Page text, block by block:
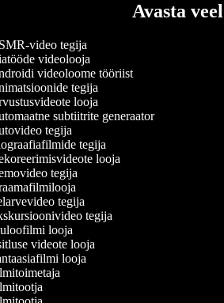
Avasta veel
video tegija
videolooja
videoloome tööriist
tegija
looja
subtiitrite generaator
tegija
tegija
looja
tegija
tegija
tegija
looja
videote looja
looja